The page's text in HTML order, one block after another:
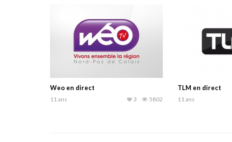
Weo en direct
11 ans 5802
3
TLM en direct
11 ans